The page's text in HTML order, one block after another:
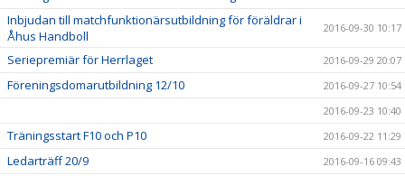
Inbjudan till matchfunktionärsutbildning för föräldrar i
Åhus Handboll
2016-09-30 10:17
Seriepremiär för Herrlaget 2016-09-29 20:07
Föreningsdomarutbildning 12/10
2016-09-27 10:54
2016-09-23 10:40
Träningsstart F10 och P10 2016-09-22 11:29
Ledarträff 20/9 2016-09-16 09:43